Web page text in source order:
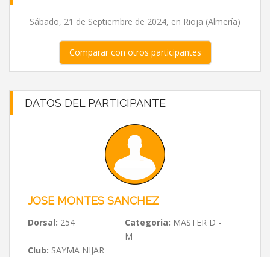
Sábado, 21 de Septiembre de 2024, en Rioja (Almería)
Comparar con otros participantes
DATOS DEL PARTICIPANTE
JOSE MONTES SANCHEZ
Dorsal: 254 Categoria: MASTER D -
M
Club: SAYMA NIJAR